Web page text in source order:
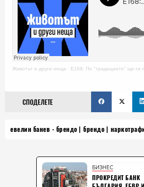
Животът и други неща · E168: По "традициите" ще ги
СПОДЕЛЕТЕ
евелин банев - брендо брендо